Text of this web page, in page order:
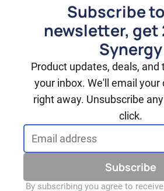
Subscribe
newsletter, get
Synergy
Product updates, deals, and
your inbox. We'll email your
right away. Unsubscribe
click.
Email address
Subscribe
By subscribing you agree to